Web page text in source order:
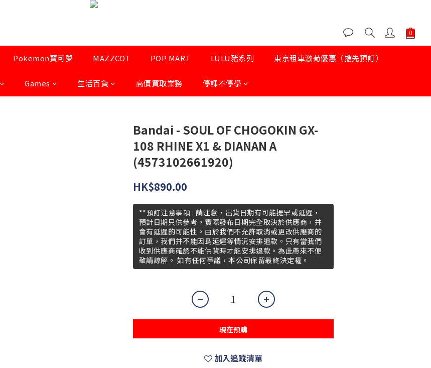
Pokemon寶可夢 MAZZCOT POP MART LULU豬系列 東京租車激荀優惠（搶先預訂）
Games 生活百貨 高價買取業務 停課不停學
Bandai - SOUL OF CHOGOKIN GX-
108 RHINE X1 & DIANAN A
(4573102661920)
HK$890.00
**預訂注意事項 : 請注意，出貨日期有可能提早或延遲，
預計日期只供參考。實際發布日期完全取決於供應商，并
會有延遲的可能性。由於我們不允許取消或更改供應商的
訂單，我們并不能因爲延遲等情況安排退款。只有當我們
收到供應商確認不能供貨時才能安排退款。為此帶來不便
敬請諒解。 如有任何爭議，本公司保留最終決定權。
現在預購
加入追蹤清單